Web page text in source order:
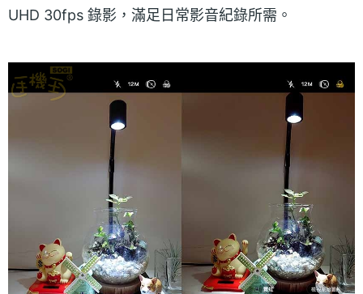
UHD 30fps 錄影，滿足日常影音紀錄所需。